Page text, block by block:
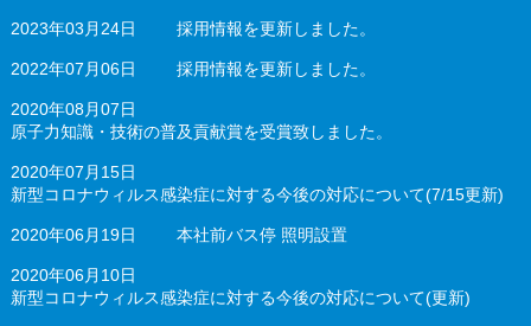
2023年03月24日 採用情報を更新しました。
2022年07月06日 採用情報を更新しました。
2020年08月07日
原子力知識・技術の普及貢献賞を受賞致しました。
2020年07月15日
新型コロナウィルス感染症に対する今後の対応について(7/15更新)
2020年06月19日 本社前バス停 照明設置
2020年06月10日
新型コロナウィルス感染症に対する今後の対応について(更新)